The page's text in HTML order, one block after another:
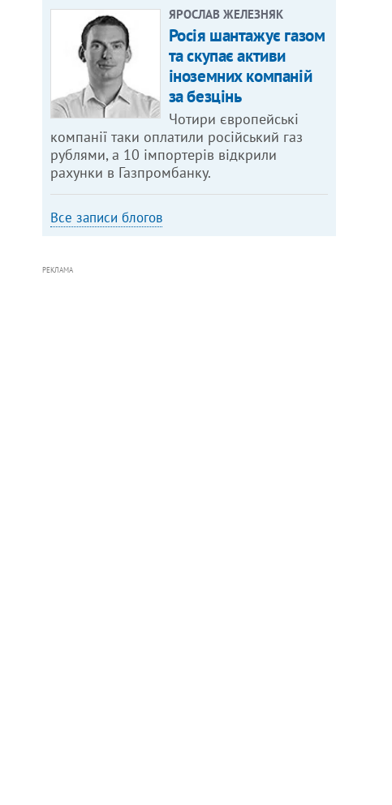
ЯРОСЛАВ ЖЕЛЕЗНЯК
Росія шантажує газом
та скупає активи
іноземних компаній
за безцінь
Чотири європейські
компанії таки оплатили російський газ
рублями, а 10 імпортерів відкрили
рахунки в Газпромбанку.
Все записи блогов
РЕКЛАМА